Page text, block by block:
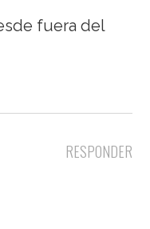
fuera del
RESPONDER